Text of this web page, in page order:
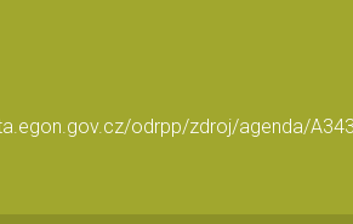
odrpp/zdroj/agenda/